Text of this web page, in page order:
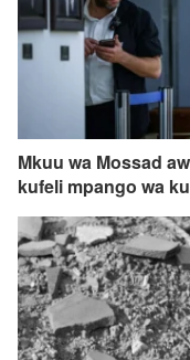
Mkuu wa Mossad
kufeli mpango wa